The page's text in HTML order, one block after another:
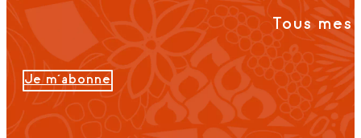
Tous
Je m'abonne